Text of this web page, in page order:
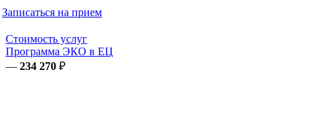
Записаться на прием
Стоимость услуг
Программа ЭКО в ЕЦ
— 234 270 ₽